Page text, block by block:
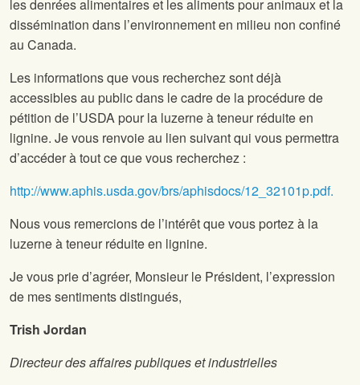
les denrées alimentaires et les aliments pour animaux et la
dissémination dans l’environnement en milieu non confiné
au Canada.
Les informations que vous recherchez sont déjà
accessibles au public dans le cadre de la procédure de
pétition de l’USDA pour la luzerne à teneur réduite en
lignine. Je vous renvoie au lien suivant qui vous permettra
d’accéder à tout ce que vous recherchez :
http://www.aphis.usda.gov/brs/aphisdocs/12_32101p.pdf.
Nous vous remercions de l’intérêt que vous portez à la
luzerne à teneur réduite en lignine.
Je vous prie d’agréer, Monsieur le Président, l’expression
de mes sentiments distingués,
Trish Jordan
Directeur des affaires publiques et industrielles